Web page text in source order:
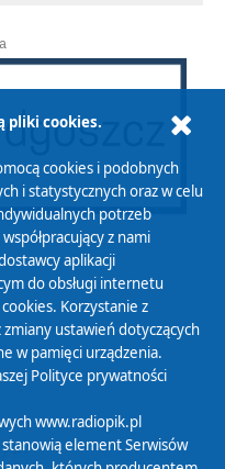
pliki cookies.
cookies i podobnych
i statystycznych oraz w celu
potrzeb
z nami
aplikacji
do obsługi internetu
Korzystanie z
ustawień dotyczących
w pamięci urządzenia.
Polityce prywatności
www.radiopik.pl
stanowią element Serwisów